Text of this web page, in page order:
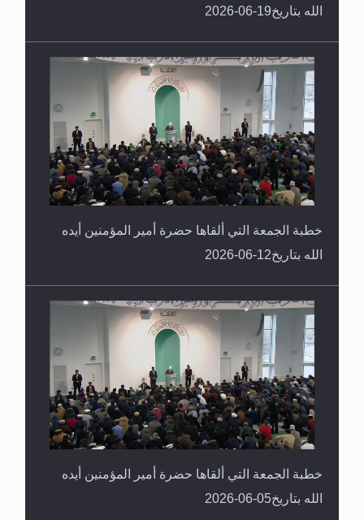
الله بتاريخ19-06-2026
خطبة الجمعة التي ألقاها حضرة أمير المؤمنين أيده
الله بتاريخ12-06-2026
خطبة الجمعة التي ألقاها حضرة أمير المؤمنين أيده
الله بتاريخ05-06-2026